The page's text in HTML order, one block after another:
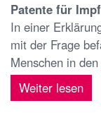
Patente für
In einer
mit der Frage
Menschen in
Weiter lesen